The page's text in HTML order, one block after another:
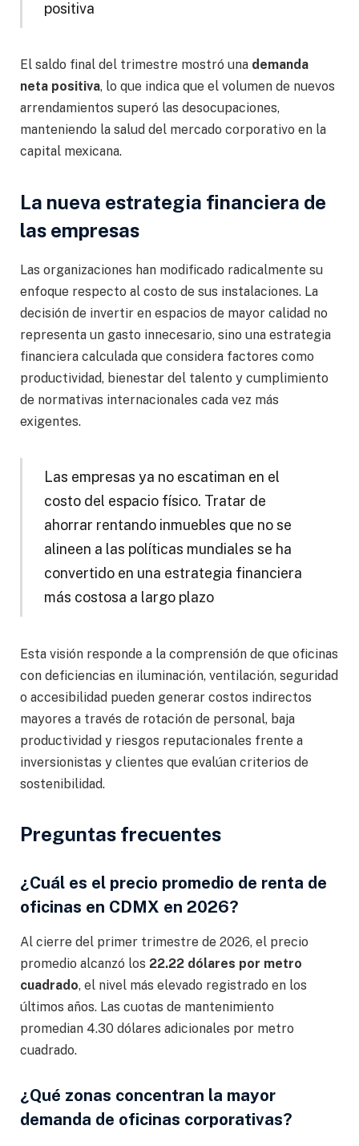
positiva
El saldo final del trimestre mostró una demanda
neta positiva, lo que indica que el volumen de nuevos
arrendamientos superó las desocupaciones,
manteniendo la salud del mercado corporativo en la
capital mexicana.
La nueva estrategia financiera de
las empresas
Las organizaciones han modificado radicalmente su
enfoque respecto al costo de sus instalaciones. La
decisión de invertir en espacios de mayor calidad no
representa un gasto innecesario, sino una estrategia
financiera calculada que considera factores como
productividad, bienestar del talento y cumplimiento
de normativas internacionales cada vez más
exigentes.
Las empresas ya no escatiman en el
costo del espacio físico. Tratar de
ahorrar rentando inmuebles que no se
alineen a las políticas mundiales se ha
convertido en una estrategia financiera
más costosa a largo plazo
Esta visión responde a la comprensión de que oficinas
con deficiencias en iluminación, ventilación, seguridad
o accesibilidad pueden generar costos indirectos
mayores a través de rotación de personal, baja
productividad y riesgos reputacionales frente a
inversionistas y clientes que evalúan criterios de
sostenibilidad.
Preguntas frecuentes
¿Cuál es el precio promedio de renta de
oficinas en CDMX en 2026?
Al cierre del primer trimestre de 2026, el precio
promedio alcanzó los 22.22 dólares por metro
cuadrado, el nivel más elevado registrado en los
últimos años. Las cuotas de mantenimiento
promedian 4.30 dólares adicionales por metro
cuadrado.
¿Qué zonas concentran la mayor
demanda de oficinas corporativas?